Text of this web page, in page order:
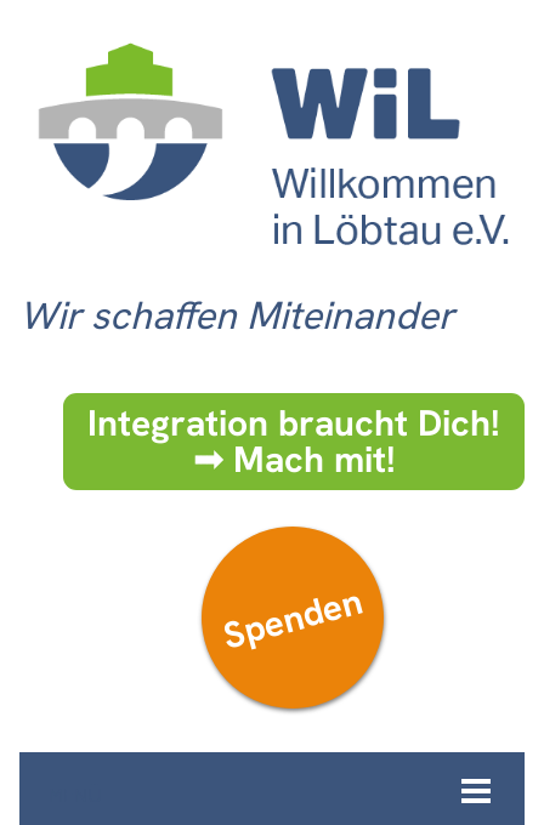
Wir schaffen Miteinander
Integration braucht Dich!
➟ Mach mit!
Spenden